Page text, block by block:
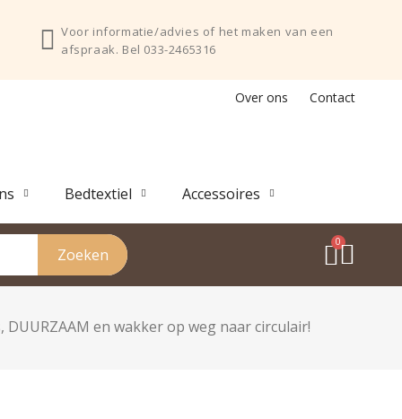
Voor informatie/advies of het maken van een
afspraak. Bel 033-2465316
Over ons Contact
Bedtextiel Accessoires
Zoeken
en wakker op weg naar circulair!